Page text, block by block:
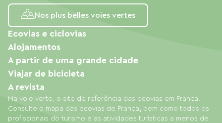
Nos plus belles voies vertes
Ma voie verte, o site de referência das ecovias em França.
Consulte o mapa das ecovias de França, bem como todos os
profissionais do turismo e as atividades turísticas a menos de
Ecovias e ciclovias
Alojamentos
A partir de uma grande cidade
Viajar de bicicleta
A revista